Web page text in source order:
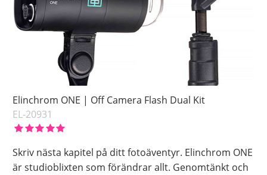
Elinchrom ONE | Off Camera Flash Dual Kit
EL-20931
Skriv nästa kapitel på ditt fotoäventyr. Elinchrom ONE
är studioblixten som förändrar allt. Genomtänkt och